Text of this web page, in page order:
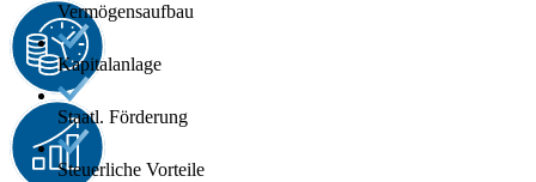
Vermögensaufbau
Kapitalanlage
Staatl. Förderung
Steuerliche Vorteile